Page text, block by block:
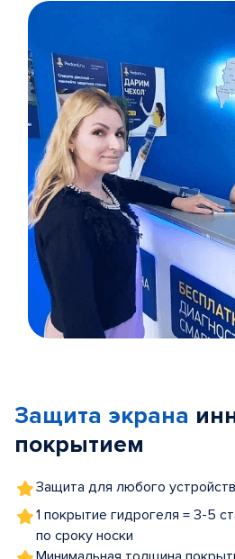
5
Защита экрана
покрытием
Защита для любого
1 покрытие гидрогеля = 3-5
по сроку носки